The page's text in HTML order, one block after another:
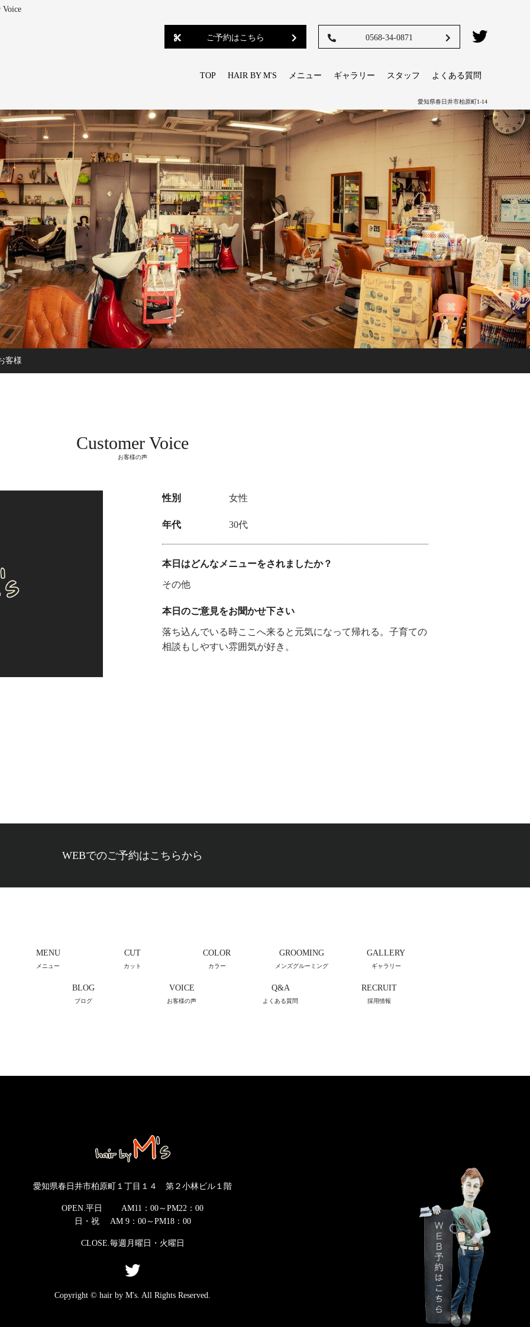
ご予約はこちら 0568-34-0871
TOP HAIR BY M'S メニュー ギャラリー スタッフ よくある質問
愛知県春日井市柏原町1-14
客様
Customer Voice
お客様の声
性別 女性
年代 30代
本日はどんなメニューをされましたか？
その他
本日のご意見をお聞かせ下さい
落ち込んでいる時ここへ来ると元気になって帰れる。子育ての
相談もしやすい雰囲気が好き。
WEBでのご予約はこちらから
MENU
メニュー
CUT
カット
COLOR
カラー
GROOMING
メンズグルーミング
GALLERY
ギャラリー
BLOG
ブログ
VOICE
お客様の声
Q&A
よくある質問
RECRUIT
採用情報
愛知県春日井市柏原町１丁目１４ 第２小林ビル１階
OPEN.平日 AM11：00～PM22：00
日・祝 AM 9：00～PM18：00
CLOSE.毎週月曜日・火曜日
Copyright © hair by M's. All Rights Reserved.